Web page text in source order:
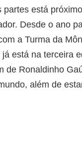
está
Desde o ano
a Turma da
está na terceira
de Ronaldinho
além de